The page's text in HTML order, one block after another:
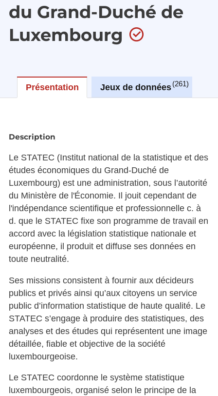
du Grand-Duché de
Luxembourg
Présentation Jeux de données 261
Description
Le STATEC (Institut national de la statistique et des
études économiques du Grand-Duché de
Luxembourg) est une administration, sous l’autorité
du Ministère de l'Économie. Il jouit cependant de
l'indépendance scientifique et professionnelle c. à
d. que le STATEC fixe son programme de travail en
accord avec la législation statistique nationale et
européenne, il produit et diffuse ses données en
toute neutralité.
Ses missions consistent à fournir aux décideurs
publics et privés ainsi qu’aux citoyens un service
public d’information statistique de haute qualité. Le
STATEC s’engage à produire des statistiques, des
analyses et des études qui représentent une image
détaillée, fiable et objective de la société
luxembourgeoise.
Le STATEC coordonne le système statistique
luxembourgeois, organisé selon le principe de la